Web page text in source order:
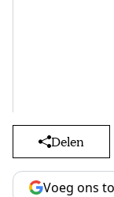
Delen
Voeg ons